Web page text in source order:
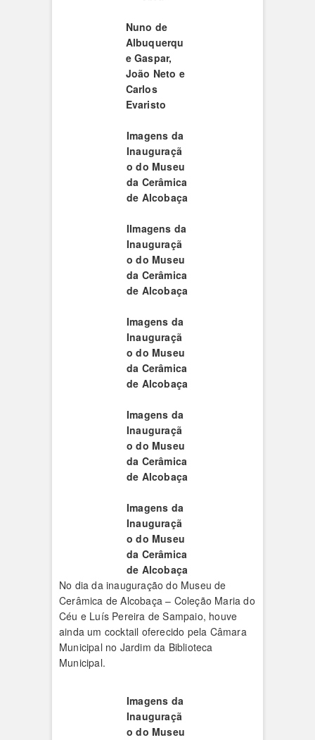
Nuno de
Albuquerqu
e Gaspar,
João Neto e
Carlos
Evaristo
Imagens da
Inauguraçã
o do Museu
da Cerâmica
de Alcobaça
IImagens da
Inauguraçã
o do Museu
da Cerâmica
de Alcobaça
Imagens da
Inauguraçã
o do Museu
da Cerâmica
de Alcobaça
Imagens da
Inauguraçã
o do Museu
da Cerâmica
de Alcobaça
Imagens da
Inauguraçã
o do Museu
da Cerâmica
de Alcobaça
No dia da inauguração do Museu de
Cerâmica de Alcobaça – Coleção Maria do
Céu e Luís Pereira de Sampaio, houve
ainda um cocktail oferecido pela Câmara
Municipal no Jardim da Biblioteca
Municipal.
Imagens da
Inauguraçã
o do Museu